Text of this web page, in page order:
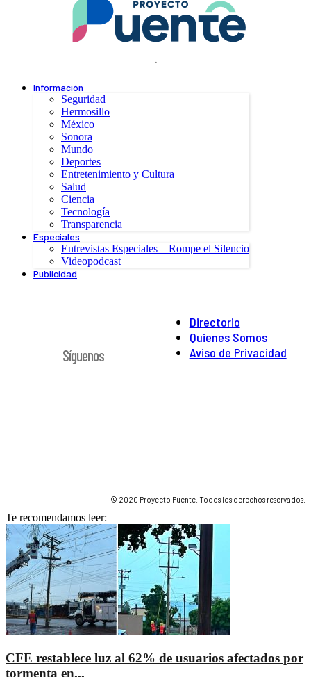
.
Información
Seguridad
Hermosillo
México
Sonora
Mundo
Deportes
Entretenimiento y Cultura
Salud
Ciencia
Tecnología
Transparencia
Especiales
Entrevistas Especiales – Rompe el Silencio
Videopodcast
Publicidad
Directorio
Quienes Somos
Aviso de Privacidad
Síguenos
© 2020 Proyecto Puente. Todos los derechos reservados.
Te recomendamos leer:
CFE restablece luz al 62% de usuarios afectados por
tormenta en...